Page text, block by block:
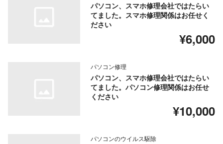
パソコン、スマホ修理会社ではたらい
てました。スマホ修理関係はお任せく
ださい
¥6,000
パソコン修理
パソコン、スマホ修理会社ではたらい
てました。パソコン修理関係はお任せ
ください
¥10,000
パソコンのウイルス駆除